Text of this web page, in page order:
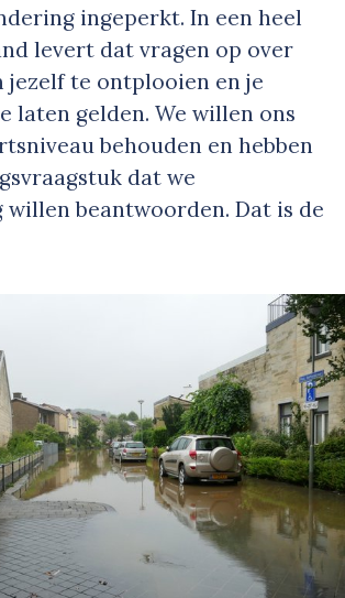
ingeperkt. In een heel
levert dat vragen op over
jezelf te ontplooien en je
laten gelden. We willen ons
behouden en hebben
dat we
beantwoorden. Dat is de